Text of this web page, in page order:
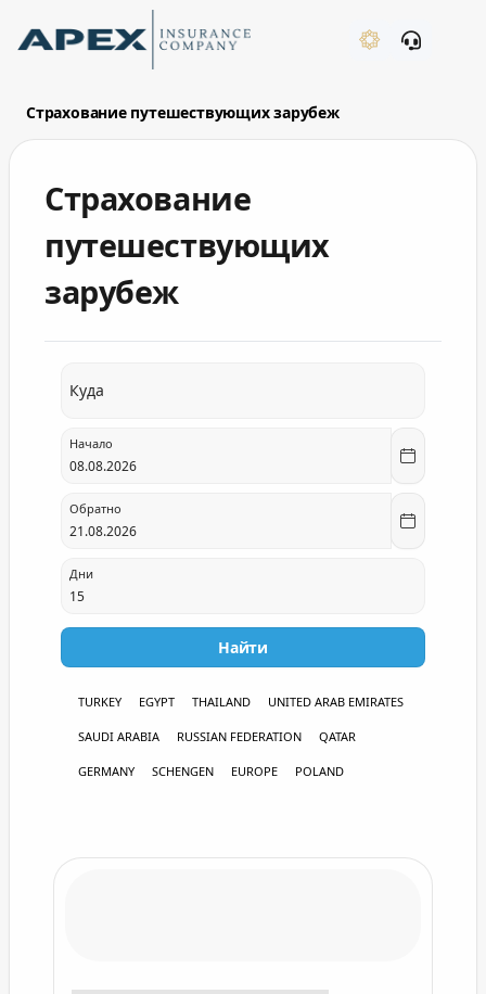
Skip to Main Content
Страхование путешествующих зарубеж
Страхование
путешествующих
зарубеж
Куда
Начало
Обратно
Дни
Найти
TURKEY EGYPT THAILAND UNITED ARAB EMIRATES
SAUDI ARABIA RUSSIAN FEDERATION QATAR
GERMANY SCHENGEN EUROPE POLAND
New
What's New
countrylist
EGYPT
THAILAND
UNITED ARAB EMIRATES
SAUDI ARABIA
QATAR
GERMANY